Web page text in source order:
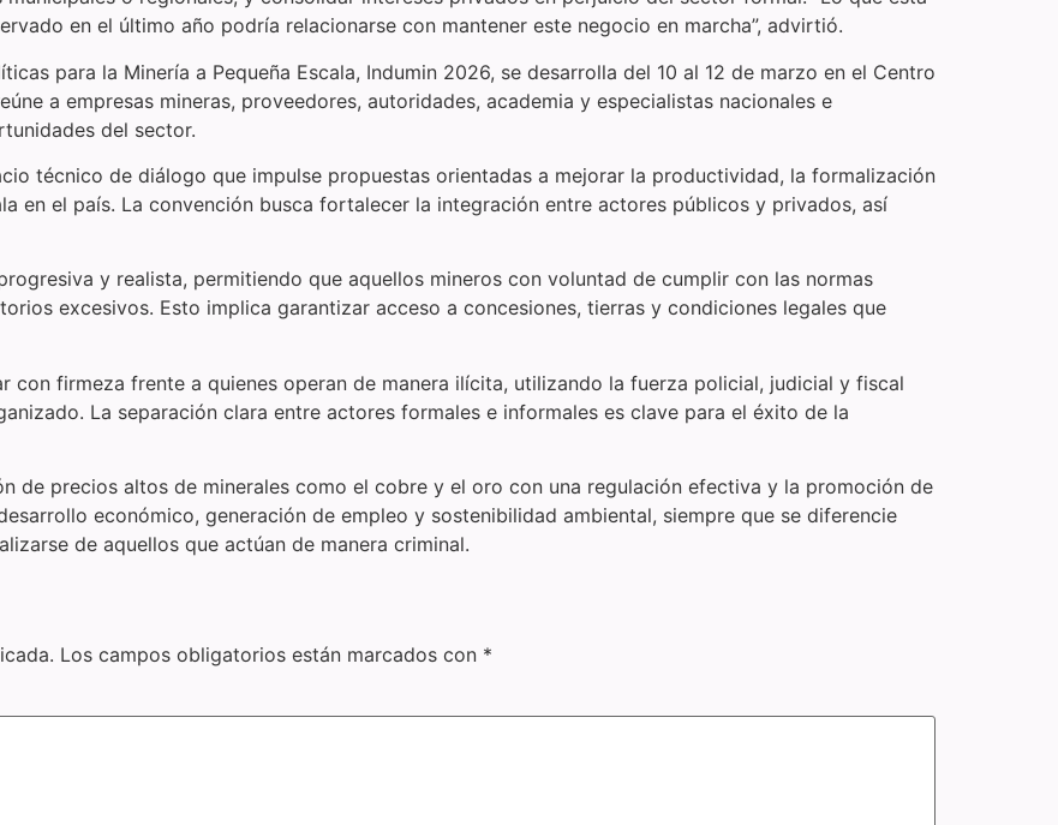
en el último año podría relacionarse con mantener este negocio en marcha”, advirtió.
para la Minería a Pequeña Escala, Indumin 2026, se desarrolla del 10 al 12 de marzo en el Centro
a empresas mineras, proveedores, autoridades, academia y especialistas nacionales e
del sector.
técnico de diálogo que impulse propuestas orientadas a mejorar la productividad, la formalización
en el país. La convención busca fortalecer la integración entre actores públicos y privados, así
y realista, permitiendo que aquellos mineros con voluntad de cumplir con las normas
excesivos. Esto implica garantizar acceso a concesiones, tierras y condiciones legales que
con firmeza frente a quienes operan de manera ilícita, utilizando la fuerza policial, judicial y fiscal
La separación clara entre actores formales e informales es clave para el éxito de la
de precios altos de minerales como el cobre y el oro con una regulación efectiva y la promoción de
económico, generación de empleo y sostenibilidad ambiental, siempre que se diferencie
de aquellos que actúan de manera criminal.
Los campos obligatorios están marcados con *